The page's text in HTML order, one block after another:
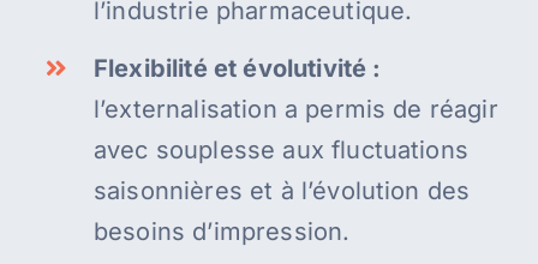
l’industrie pharmaceutique.
Flexibilité et évolutivité :
l’externalisation a permis de réagir
avec souplesse aux fluctuations
saisonnières et à l’évolution des
besoins d’impression.